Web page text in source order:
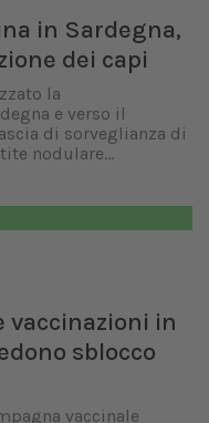
in Sardegna,
dei capi
la
e verso il
di sorveglianza di
nodulare...
vaccinazioni in
sblocco
vaccinale